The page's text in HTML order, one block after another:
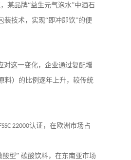
某品牌“益生元气泡水”中酒石
技术，实现“即冲即饮”的便
对这一变化，企业通过复配增
料）的比例逐年上升，较传统
22000认证，在欧洲市场占
型” 碳酸饮料，在东南亚市场